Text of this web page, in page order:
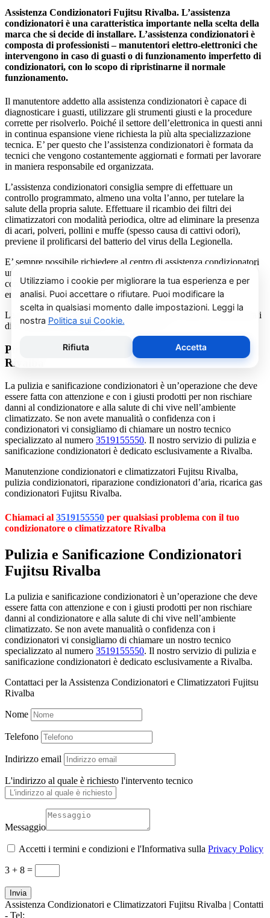
Assistenza Condizionatori Fujitsu Rivalba. L’assistenza
condizionatori è una caratteristica importante nella scelta della
marca che si decide di installare. L’assistenza condizionatori è
composta di professionisti – manutentori elettro-elettronici che
intervengono in caso di guasti o di funzionamento imperfetto di
condizionatori, con lo scopo di ripristinarne il normale
funzionamento.
Il manutentore addetto alla assistenza condizionatori è capace di
diagnosticare i guasti, utilizzare gli strumenti giusti e la procedure
corrette per risolverlo. Poiché il settore dell’elettronica in questi anni
in continua espansione viene richiesta la più alta specializzazione
tecnica. E’ per questo che l’assistenza condizionatori è formata da
tecnici che vengono costantemente aggiornati e formati per lavorare
in maniera responsabile ed organizzata.
L’assistenza condizionatori consiglia sempre di effettuare un
controllo programmato, almeno una volta l’anno, per tutelare la
salute della propria salute. Effettuare il ricambio dei filtri dei
climatizzatori con modalità periodica, oltre ad eliminare la presenza
di acari, polveri, pollini e muffe (spesso causa di cattivi odori),
previene il prolificarsi del batterio del virus della Legionella.
E’ sempre possibile richiedere al centro di assistenza condizionatori
una consulenza gratuita per un montaggio di un nuovo
condizionatore o sulle ultime normative in materia di risparmio
energetico.
La salute e il benessere sono quindi essere gli obiettivi fondamentali
di un addetto alla assistenza condizionatori.
Pulizia e Sanificazione Condizionatori Fujitsu
Rivalba
La pulizia e sanificazione condizionatori è un’operazione che deve
essere fatta con attenzione e con i giusti prodotti per non rischiare
danni al condizionatore e alla salute di chi vive nell’ambiente
climatizzato. Se non avete manualità o confidenza con i
condizionatori vi consigliamo di chiamare un nostro tecnico
specializzato al numero 3519155550. Il nostro servizio di pulizia e
sanificazione condizionatori è dedicato esclusivamente a Rivalba.
Manutenzione condizionatori e climatizzatori Fujitsu Rivalba,
pulizia condizionatori, riparazione condizionatori d’aria, ricarica gas
condizionatori Fujitsu Rivalba.
Chiamaci al 3519155550 per qualsiasi problema con il tuo
condizionatore o climatizzatore Rivalba
Pulizia e Sanificazione Condizionatori
Fujitsu Rivalba
La pulizia e sanificazione condizionatori è un’operazione che deve
essere fatta con attenzione e con i giusti prodotti per non rischiare
danni al condizionatore e alla salute di chi vive nell’ambiente
climatizzato. Se non avete manualità o confidenza con i
condizionatori vi consigliamo di chiamare un nostro tecnico
specializzato al numero 3519155550. Il nostro servizio di pulizia e
sanificazione condizionatori è dedicato esclusivamente a Rivalba.
Contattaci per la Assistenza Condizionatori e Climatizzatori Fujitsu
Rivalba
Nome
Telefono
Indirizzo email
L'indirizzo al quale è richiesto l'intervento tecnico
Messaggio
Accetti i termini e condizioni e l'Informativa sulla Privacy Policy
3 + 8 =
Invia
Assistenza Condizionatori e Climatizzatori Fujitsu Rivalba | Contatti
- Tel: